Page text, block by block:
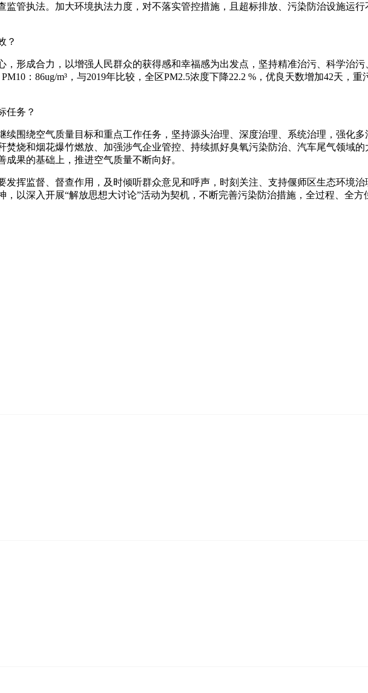
管执法。加大环境执法力度，对不落实管控措施，且超标排放、污染防治设施运
？
成合力，以增强人民群众的获得感和幸福感为出发点，坚持精准治污、科学治污
：86ug/m³，与2019年比较，全区PM2.5浓度下降22.2 %，优良天数增加42天，
任务？
绕空气质量目标和重点工作任务，坚持源头治理、深度治理、系统治理，强化多
烧和烟花爆竹燃放、加强涉气企业管控、持续抓好臭氧污染防治、汽车尾气领域
果的基础上，推进空气质量不断向好。
监督、督查作用，及时倾听群众意见和呼声，时刻关注、支持偃师区生态环境治
以深入开展“解放思想大讨论”活动为契机，不断完善污染防治措施，全过程、全